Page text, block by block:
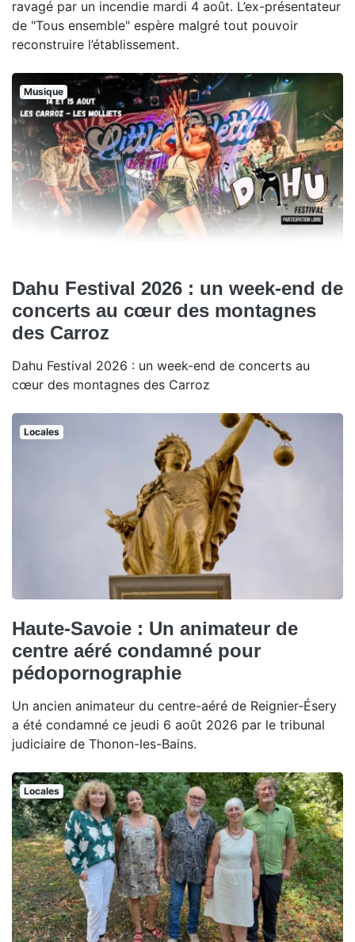
ravagé par un incendie mardi 4 août. L’ex-présentateur
de "Tous ensemble" espère malgré tout pouvoir
reconstruire l’établissement.
Musique
Dahu Festival 2026 : un week-end de
concerts au cœur des montagnes
des Carroz
Dahu Festival 2026 : un week-end de concerts au
cœur des montagnes des Carroz
Locales
Haute-Savoie : Un animateur de
centre aéré condamné pour
pédopornographie
Un ancien animateur du centre-aéré de Reignier-Ésery
a été condamné ce jeudi 6 août 2026 par le tribunal
judiciaire de Thonon-les-Bains.
Locales